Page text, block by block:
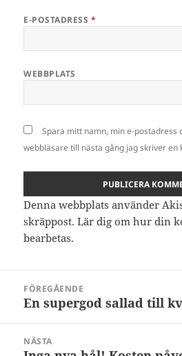
E-POSTADRESS *
WEBBPLATS
Spara mitt namn, min e-postadress
webbläsare till nästa gång jag skriver en
Denna webbplats använder
skräppost.Lär dig om hur din
bearbetas.
FÖREGÅENDE
Föregående
En supergod sallad till
NÄSTA